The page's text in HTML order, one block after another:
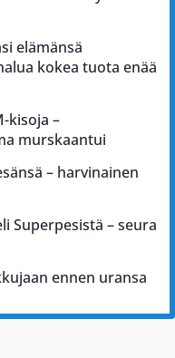
elämänsä
kokea tuota enää
kisoja –
murskaantui
– harvinainen
Superpesistä – seura
ennen uransa